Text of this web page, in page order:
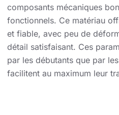
composants mécaniques
fonctionnels. Ce matériau
et fiable, avec peu de
détail satisfaisant. Ces
par les débutants que par
facilitent au maximum leur